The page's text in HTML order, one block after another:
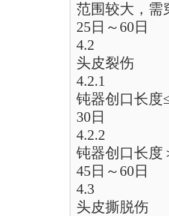
范围较大，需
25日～60日
4.2
头皮裂伤
4.2.1
钝器创口长度
30日
4.2.2
钝器创口长度
45日～60日
4.3
头皮撕脱伤